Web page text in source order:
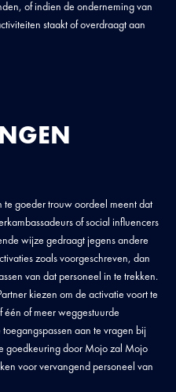
of indien de onderneming van
staakt of overdraagt aan
goeder trouw oordeel meent dat
of social influencers
wijze gedraagt jegens andere
zoals voorgeschreven, dan
van dat personeel in te trekken.
kiezen om de activatie voort te
één of meer weggestuurde
aan te vragen bij
goedkeuring door Mojo zal Mojo
voor vervangend personeel van